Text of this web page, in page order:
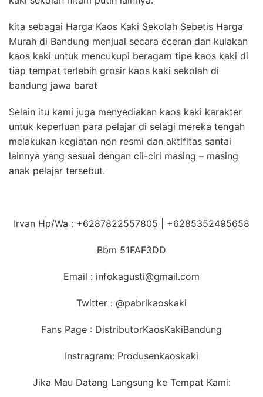
kita sebagai Harga Kaos Kaki Sekolah Sebetis Harga
Murah di Bandung menjual secara eceran dan kulakan
kaos kaki untuk mencukupi beragam tipe kaos kaki di
tiap tempat terlebih grosir kaos kaki sekolah di
bandung jawa barat
Selain itu kami juga menyediakan kaos kaki karakter
untuk keperluan para pelajar di selagi mereka tengah
melakukan kegiatan non resmi dan aktifitas santai
lainnya yang sesuai dengan cii-ciri masing – masing
anak pelajar tersebut.
Irvan Hp/Wa : +6287822557805 | +6285352495658
Bbm 51FAF3DD
Email : infokagusti@gmail.com
Twitter : @pabrikaoskaki
Fans Page : DistributorKaosKakiBandung
Instragram: Produsenkaoskaki
Jika Mau Datang Langsung ke Tempat Kami: